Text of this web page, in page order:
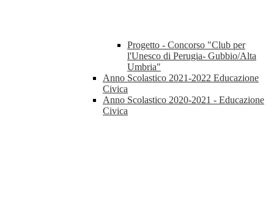
Progetto - Concorso "Club per
l'Unesco di Perugia- Gubbio/Alta
Umbria"
Anno Scolastico 2021-2022 Educazione
Civica
Anno Scolastico 2020-2021 - Educazione
Civica